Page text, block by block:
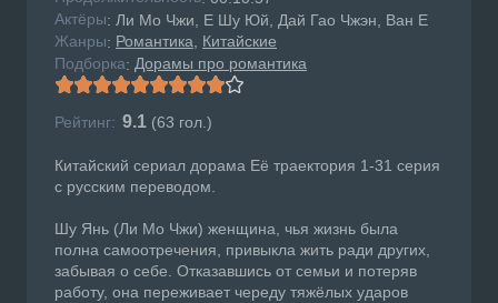
Актёры: Ли Мо Чжи, Е Шу Юй, Дай Гао Чжэн, Ван Е
Жанры: Романтика Китайские
Подборка: Дорамы про романтика
Рейтинг: 9.1 (63 гол.)
Китайский сериал дорама Её траектория 1-31 серия
с русским переводом.
Шу Янь (Ли Мо Чжи) женщина, чья жизнь была
полна самоотречения, привыкла жить ради других,
забывая о себе. Отказавшись от семьи и потеряв
работу, она переживает череду тяжёлых ударов